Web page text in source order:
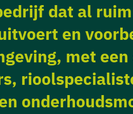
dat al
en
met